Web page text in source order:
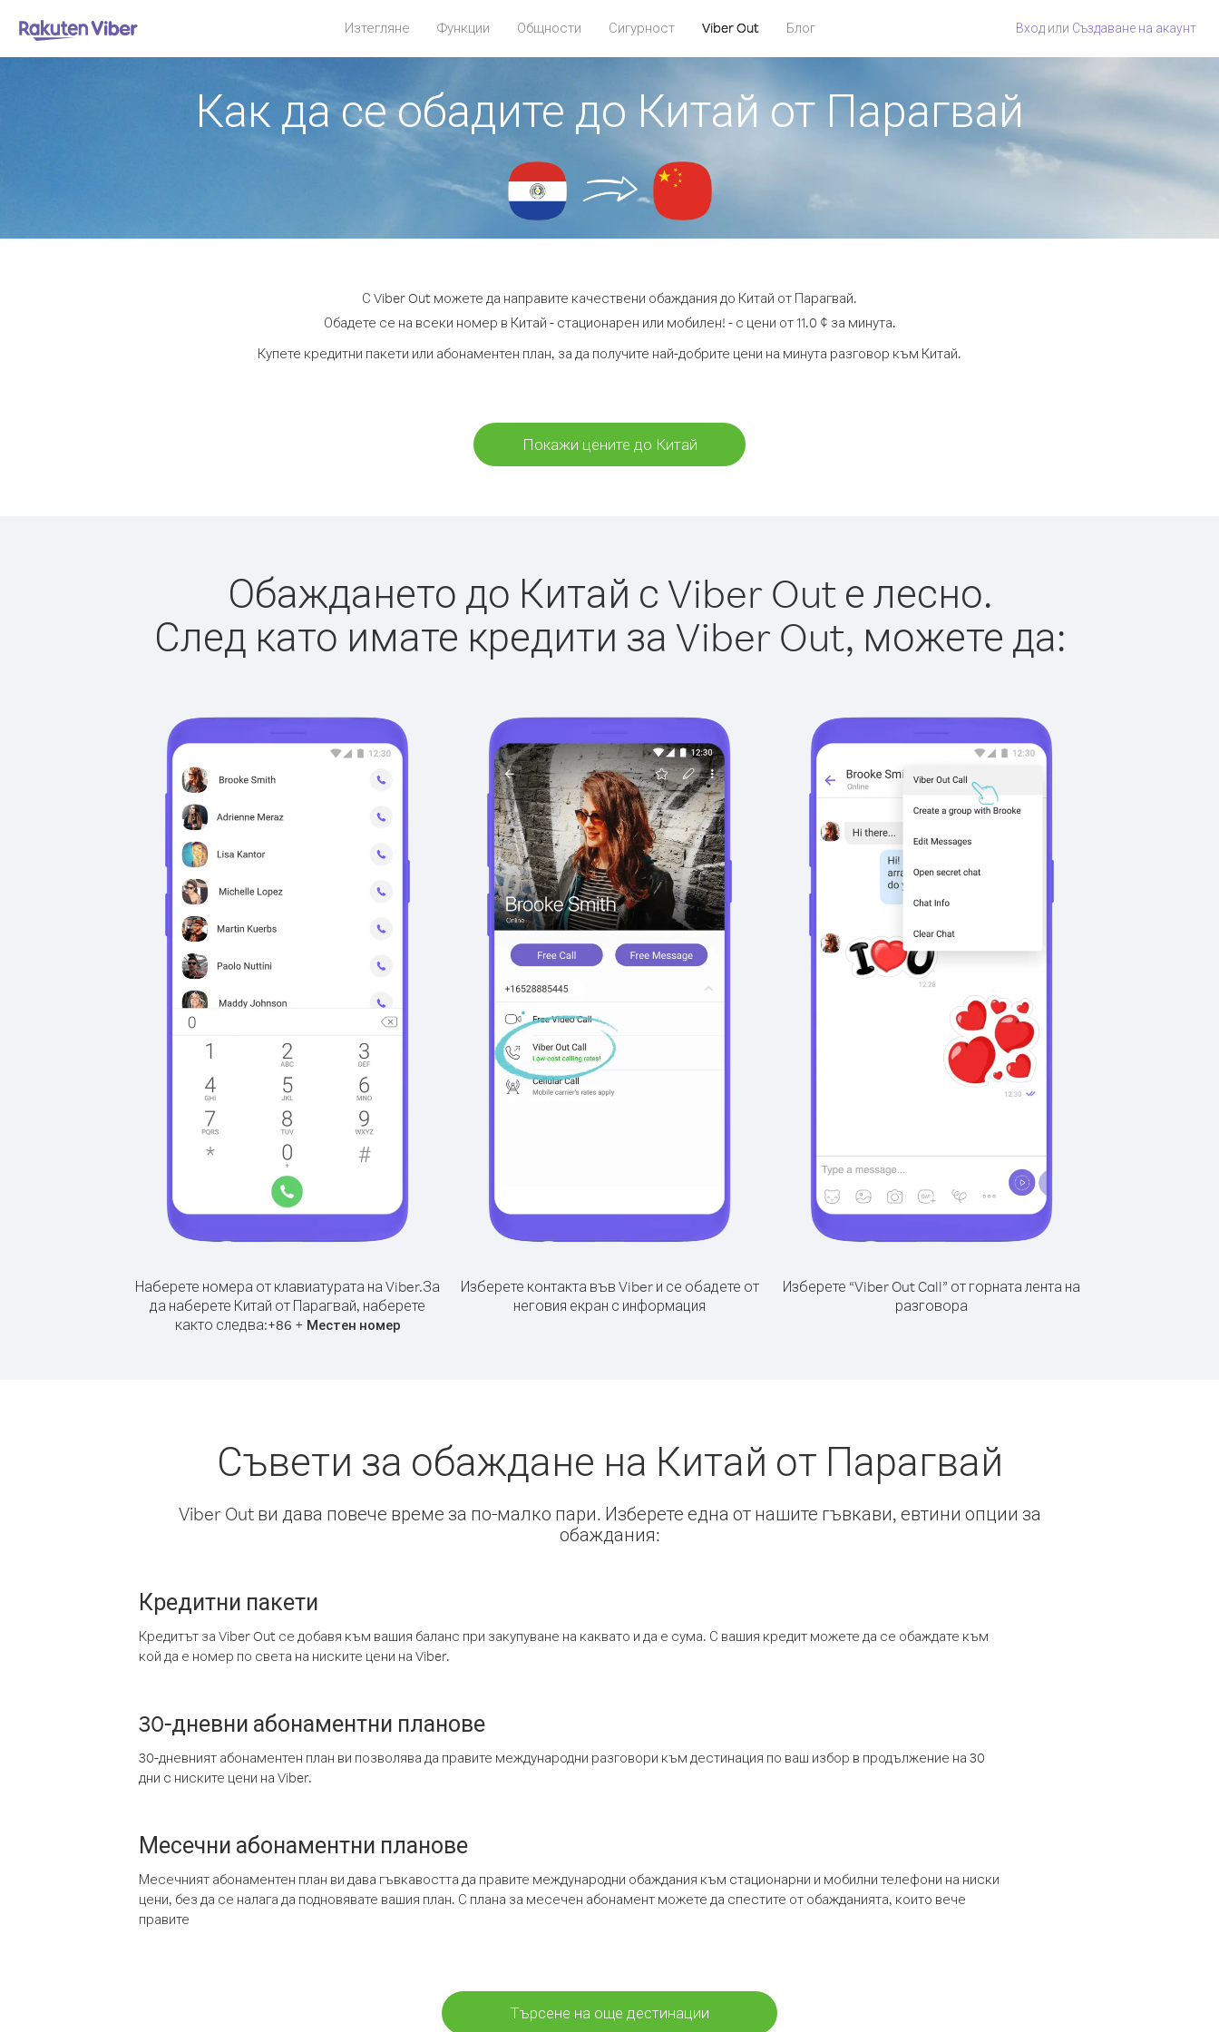
Изтегляне Функции Общности Сигурност Viber Out Блог Вход или Създаване на акаунт
Как да се обадите до Китай от Парагвай
С Viber Out можете да направите качествени обаждания до Китай от Парагвай.
Обадете се на всеки номер в Китай - стационарен или мобилен! - с цени от 11.0 ¢ за минута.
Купете кредитни пакети или абонаментен план, за да получите най-добрите цени на минута разговор към Китай.
Покажи цените до Китай
Обаждането до Китай с Viber Out е лесно.
След като имате кредити за Viber Out, можете да:
Наберете номера от клавиатурата на Viber.За
да наберете Китай от Парагвай, наберете
както следва:+86 + Местен номер
Изберете контакта във Viber и се обадете от
неговия екран с информация
Изберете “Viber Out Call” от горната лента на
разговора
Съвети за обаждане на Китай от Парагвай
Viber Out ви дава повече време за по-малко пари. Изберете една от нашите гъвкави, евтини опции за
обаждания:
Кредитни пакети
Кредитът за Viber Out се добавя към вашия баланс при закупуване на каквато и да е сума. С вашия кредит можете да се обаждате към
кой да е номер по света на ниските цени на Viber.
30-дневни абонаментни планове
30-дневният абонаментен план ви позволява да правите международни разговори към дестинация по ваш избор в продължение на 30
дни с ниските цени на Viber.
Месечни абонаментни планове
Месечният абонаментен план ви дава гъвкавостта да правите международни обаждания към стационарни и мобилни телефони на ниски
цени, без да се налага да подновявате вашия план. С плана за месечен абонамент можете да спестите от обажданията, които вече
правите
Търсене на още дестинации